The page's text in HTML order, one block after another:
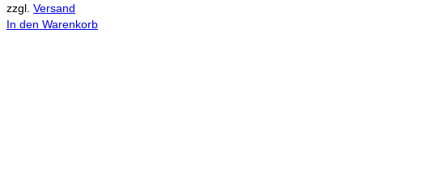
zzgl. Versand
In den Warenkorb